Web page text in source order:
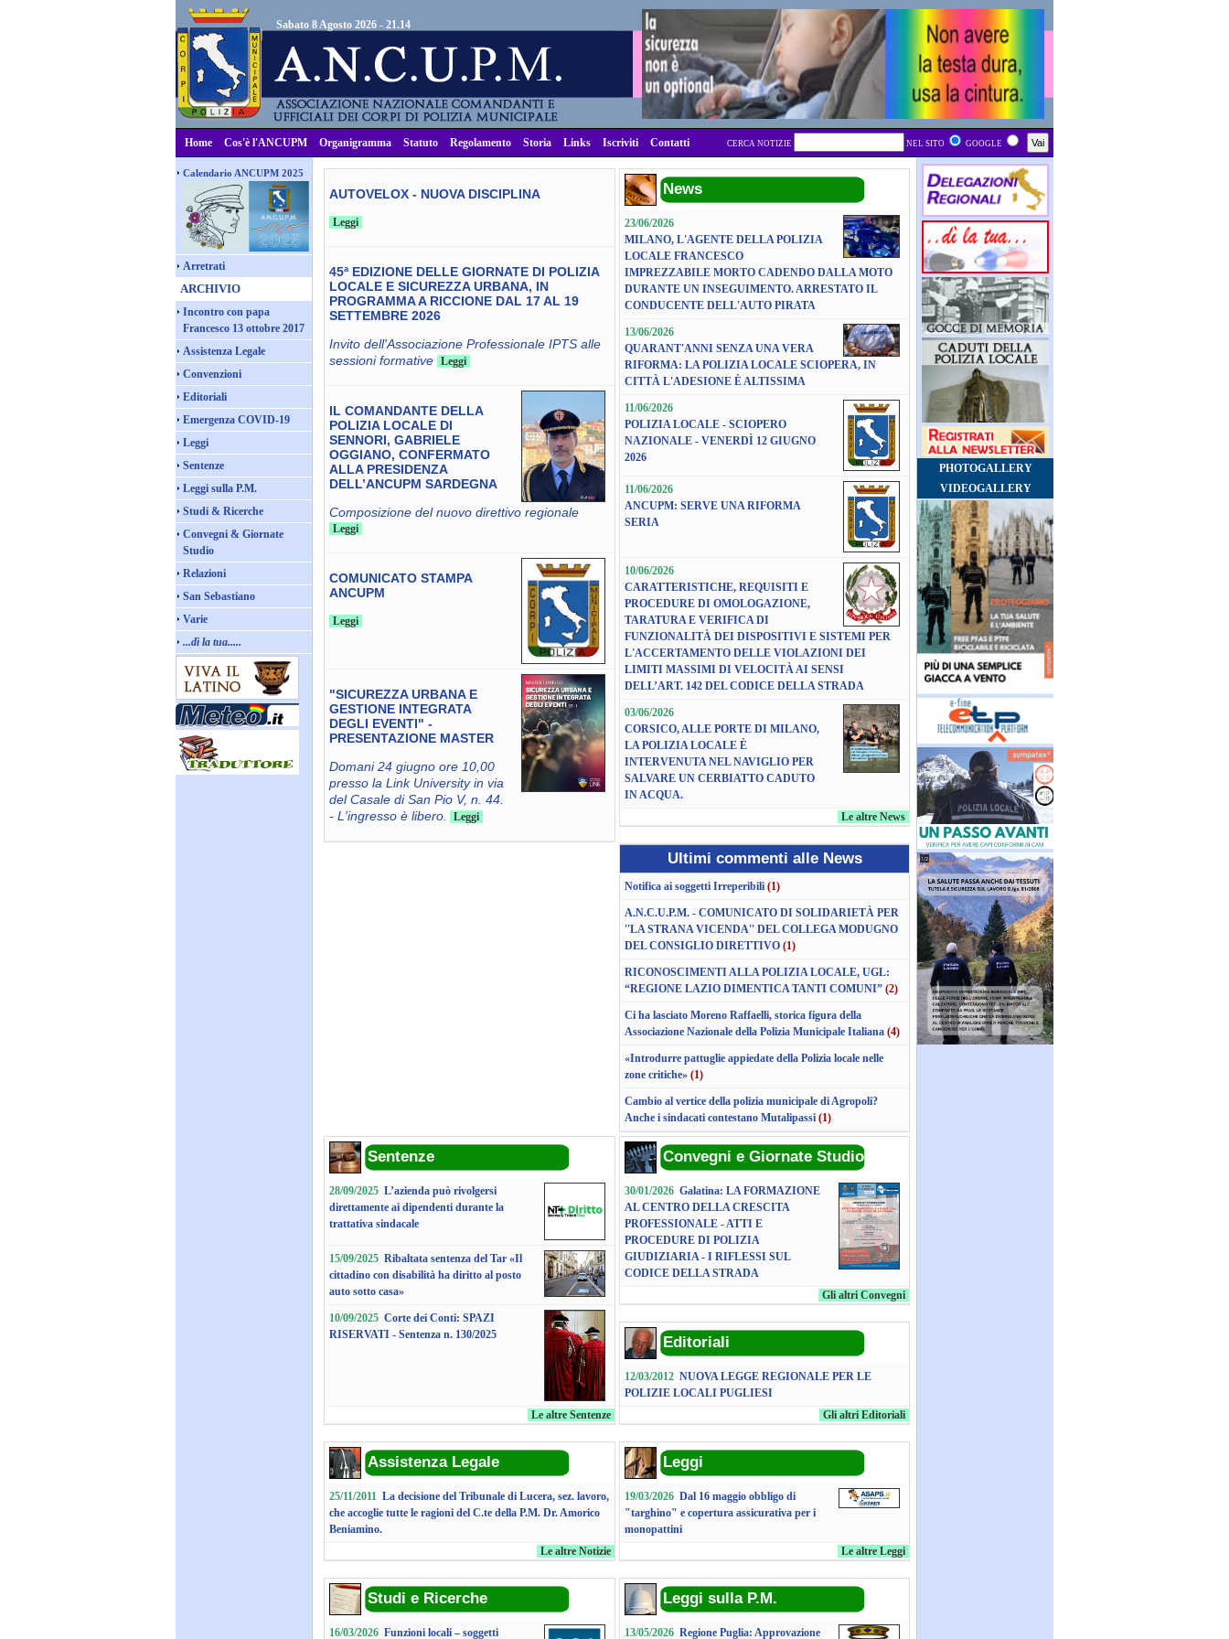
Sabato 8 Agosto 2026 - 21.14
Home Cos'è l'ANCUPM Organigramma Statuto Regolamento Storia Links Iscriviti Contatti CERCA NOTIZIE NEL SITO GOOGLE
Calendario ANCUPM 2025
Arretrati
ARCHIVIO
Incontro con papa
Francesco 13 ottobre 2017
Assistenza Legale
Convenzioni
Editoriali
Emergenza COVID-19
Leggi
Sentenze
Leggi sulla P.M.
Studi & Ricerche
Convegni & Giornate
Studio
Relazioni
San Sebastiano
Varie
...dì la tua.....
AUTOVELOX - NUOVA DISCIPLINA
Leggi
45ª EDIZIONE DELLE GIORNATE DI POLIZIA
LOCALE E SICUREZZA URBANA, IN
PROGRAMMA A RICCIONE DAL 17 AL 19
SETTEMBRE 2026
Invito dell'Associazione Professionale IPTS alle
sessioni formative Leggi
IL COMANDANTE DELLA
POLIZIA LOCALE DI
SENNORI, GABRIELE
OGGIANO, CONFERMATO
ALLA PRESIDENZA
DELL’ANCUPM SARDEGNA
Composizione del nuovo direttivo regionale
Leggi
COMUNICATO STAMPA
ANCUPM
Leggi
"SICUREZZA URBANA E
GESTIONE INTEGRATA
DEGLI EVENTI" -
PRESENTAZIONE MASTER
Domani 24 giugno ore 10,00
presso la Link University in via
del Casale di San Pio V, n. 44.
- L'ingresso è libero.
Leggi
News
23/06/2026
MILANO, L'AGENTE DELLA POLIZIA
LOCALE FRANCESCO
IMPREZZABILE MORTO CADENDO DALLA MOTO
DURANTE UN INSEGUIMENTO. ARRESTATO IL
CONDUCENTE DELL'AUTO PIRATA
13/06/2026
QUARANT'ANNI SENZA UNA VERA
RIFORMA: LA POLIZIA LOCALE SCIOPERA, IN
CITTÀ L'ADESIONE È ALTISSIMA
11/06/2026
POLIZIA LOCALE - SCIOPERO
NAZIONALE - VENERDÌ 12 GIUGNO
2026
11/06/2026
ANCUPM: SERVE UNA RIFORMA
SERIA
10/06/2026
CARATTERISTICHE, REQUISITI E
PROCEDURE DI OMOLOGAZIONE,
TARATURA E VERIFICA DI
FUNZIONALITÀ DEI DISPOSITIVI E SISTEMI PER
L'ACCERTAMENTO DELLE VIOLAZIONI DEI
LIMITI MASSIMI DI VELOCITÀ AI SENSI
DELL’ART. 142 DEL CODICE DELLA STRADA
03/06/2026
CORSICO, ALLE PORTE DI MILANO,
LA POLIZIA LOCALE È
INTERVENUTA NEL NAVIGLIO PER
SALVARE UN CERBIATTO CADUTO
IN ACQUA.
Le altre News
Ultimi commenti alle News
Notifica ai soggetti Irreperibili (1)
A.N.C.U.P.M. - COMUNICATO DI SOLIDARIETÀ PER
''LA STRANA VICENDA'' DEL COLLEGA MODUGNO
DEL CONSIGLIO DIRETTIVO (1)
RICONOSCIMENTI ALLA POLIZIA LOCALE, UGL:
“REGIONE LAZIO DIMENTICA TANTI COMUNI” (2)
Ci ha lasciato Moreno Raffaelli, storica figura della
Associazione Nazionale della Polizia Municipale Italiana (4)
«Introdurre pattuglie appiedate della Polizia locale nelle
zone critiche» (1)
Cambio al vertice della polizia municipale di Agropoli?
Anche i sindacati contestano Mutalipassi (1)
Sentenze
28/09/2025 L’azienda può rivolgersi
direttamente ai dipendenti durante la
trattativa sindacale
15/09/2025 Ribaltata sentenza del Tar «Il
cittadino con disabilità ha diritto al posto
auto sotto casa»
10/09/2025 Corte dei Conti: SPAZI
RISERVATI - Sentenza n. 130/2025
Le altre Sentenze
Assistenza Legale
25/11/2011 La decisione del Tribunale di Lucera, sez. lavoro,
che accoglie tutte le ragioni del C.te della P.M. Dr. Amorico
Beniamino.
Le altre Notizie
Studi e Ricerche
16/03/2026 Funzioni locali – soggetti
Convegni e Giornate Studio
30/01/2026 Galatina: LA FORMAZIONE
AL CENTRO DELLA CRESCITA
PROFESSIONALE - ATTI E
PROCEDURE DI POLIZIA
GIUDIZIARIA - I RIFLESSI SUL
CODICE DELLA STRADA
Gli altri Convegni
Editoriali
12/03/2012 NUOVA LEGGE REGIONALE PER LE
POLIZIE LOCALI PUGLIESI
Gli altri Editoriali
Leggi
19/03/2026 Dal 16 maggio obbligo di
"targhino" e copertura assicurativa per i
monopattini
Le altre Leggi
Leggi sulla P.M.
13/05/2026 Regione Puglia: Approvazione
PHOTOGALLERY
VIDEOGALLERY